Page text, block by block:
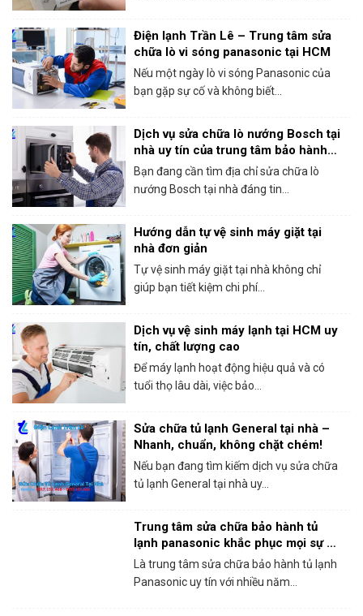
Điện lạnh Trần Lê – Trung tâm sửa
chữa lò vi sóng panasonic tại HCM
Nếu một ngày lò vi sóng Panasonic của
bạn gặp sự cố và không biết...
Dịch vụ sửa chữa lò nướng Bosch tại
nhà uy tín của trung tâm bảo hành
Bosch tại HCM
Bạn đang cần tìm địa chỉ sửa chữa lò
nướng Bosch tại nhà đáng tin...
Hướng dẫn tự vệ sinh máy giặt tại
nhà đơn giản
Tự vệ sinh máy giặt tại nhà không chỉ
giúp bạn tiết kiệm chi phí...
Dịch vụ vệ sinh máy lạnh tại HCM uy
tín, chất lượng cao
Để máy lạnh hoạt động hiệu quả và có
tuổi thọ lâu dài, việc bảo...
Sửa chữa tủ lạnh General tại nhà –
Nhanh, chuẩn, không chặt chém!
Nếu bạn đang tìm kiếm dịch vụ sửa chữa
tủ lạnh General tại nhà uy...
Trung tâm sửa chữa bảo hành tủ
lạnh panasonic khắc phục mọi sự cố
trong 1 lần gọi
Là trung tâm sửa chữa bảo hành tủ lạnh
Panasonic uy tín với nhiều năm...